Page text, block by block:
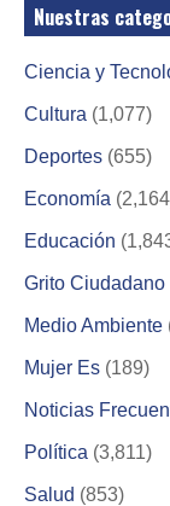
Nuestras
Ciencia y
Cultura (1,077)
Deportes (655)
Economía
Educación
Grito Ciudadano
Medio Ambiente
Mujer Es (189)
Noticias
Política (3,811)
Salud (853)